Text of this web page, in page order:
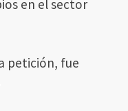
en el sector
petición, fue